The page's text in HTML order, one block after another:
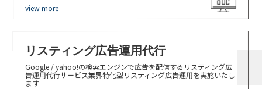
view more
リスティング広告運用代行
Google / yahoo!の検索エンジンで広告を配信するリスティング広
告運用代行サービス業界特化型リスティング広告運用を実施いたし
ます